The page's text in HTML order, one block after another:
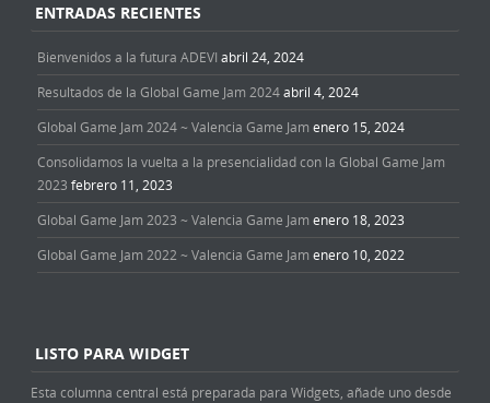
ENTRADAS RECIENTES
Bienvenidos a la futura ADEVI abril 24, 2024
Resultados de la Global Game Jam 2024abril 4, 2024
Global Game Jam 2024 ~ Valencia Game Jam enero 15, 2024
Consolidamos la vuelta a la presencialidad con la Global Game Jam
2023 febrero 11, 2023
Global Game Jam 2023 ~ Valencia Game Jam enero 18, 2023
Global Game Jam 2022 ~ Valencia Game Jam enero 10, 2022
LISTO PARA WIDGET
Esta columna central está preparada para Widgets, añade uno desde